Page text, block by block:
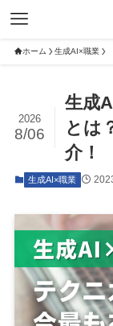
ホーム 生成AI×職業
生成
とは
介！
2026
8/06
生成AI×職業